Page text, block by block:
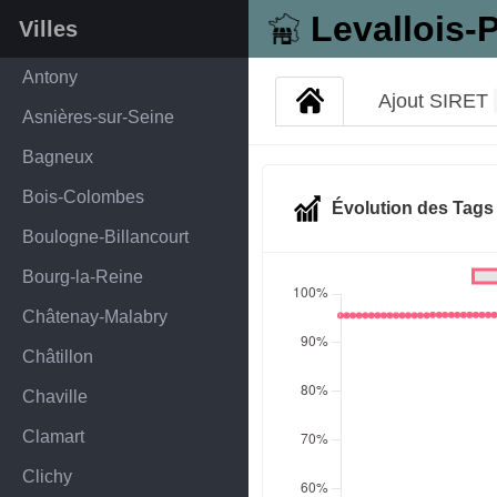
Levallois-
Villes
Antony
Asnières-sur-Seine
Bagneux
Bois-Colombes
Boulogne-Billancourt
Bourg-la-Reine
Châtenay-Malabry
Châtillon
Chaville
Clamart
Clichy
Ajout SIRET
Évolution des